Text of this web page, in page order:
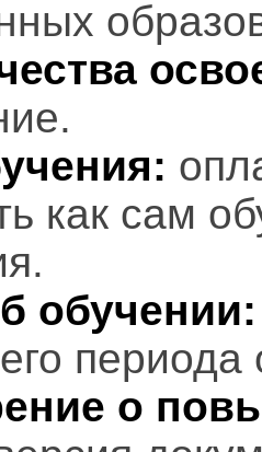
как сам
обучении:
периода
о